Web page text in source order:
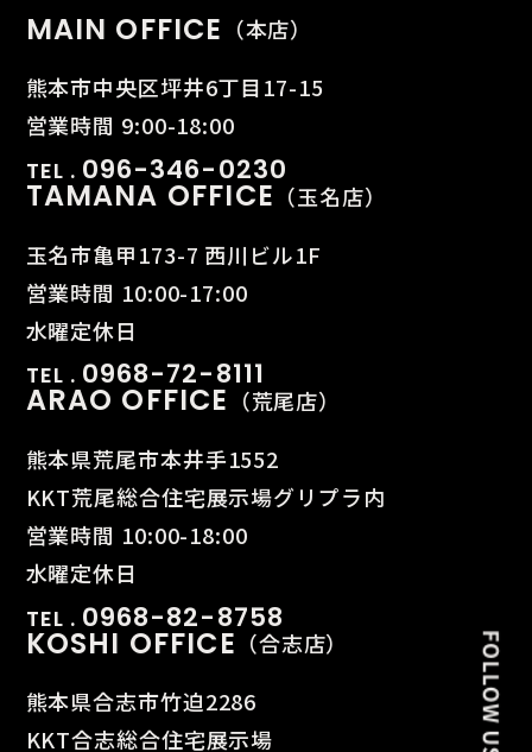
MAIN OFFICE （本店）
熊本市中央区坪井6丁目17-15
営業時間 9:00-18:00
TEL . 096-346-0230
TAMANA OFFICE （玉名店）
玉名市亀甲173-7 西川ビル1F
営業時間 10:00-17:00
水曜定休日
TEL . 0968-72-8111
ARAO OFFICE （荒尾店）
熊本県荒尾市本井手1552
KKT荒尾総合住宅展示場グリプラ内
営業時間 10:00-18:00
水曜定休日
TEL . 0968-82-8758
KOSHI OFFICE （合志店）
熊本県合志市竹迫2286
KKT合志総合住宅展示場